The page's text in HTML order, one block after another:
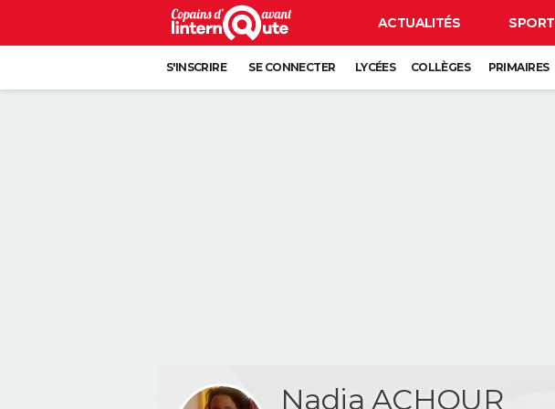
ACTUALITÉS SPORT
S'INSCRIRE SE CONNECTER LYCÉES COLLÈGES PRIMAIRES
Nadia ACHOUR